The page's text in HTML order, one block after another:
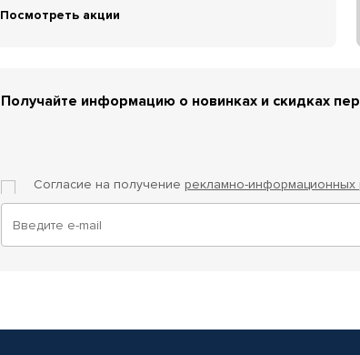
Посмотреть акции
Получайте информацию о новинках и скидках
Согласие на получение рекламно-информационных